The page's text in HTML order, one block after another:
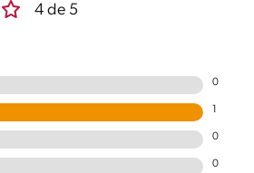
4 de 5
0
0
0